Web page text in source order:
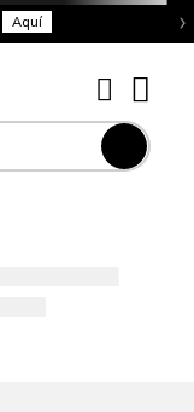
Aquí ›